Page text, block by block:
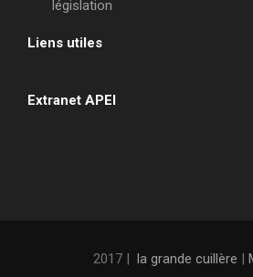
législation
Liens utiles
Extranet APEI
2017 | la grande cuillère |